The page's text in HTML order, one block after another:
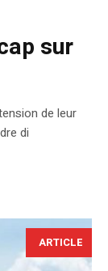
sur
de leur
di
ARTICLE